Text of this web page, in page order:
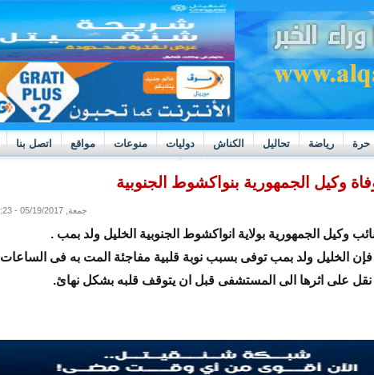
حرة رياضة تحاليل الكناش دوليات منوعات مواقع اتصل بنا
وكيل الجمهورية بنواكشوط الجنوبية
جمعة, 05/19/2017 - 09:23
وكيل الجمهورية بولاية انواكشوط الجنوبية الخليل ولد بمب .
الخليل ولد بمب توفى بسبب نوبة قلبية مفاجئة المت به فى الساعات
نقل على اثرها الى المستشفى قبل ان يتوقف قلبه بشكل نهائ.